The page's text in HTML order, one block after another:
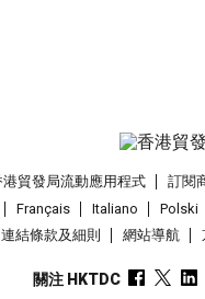
港貿發局流動應用程式 訂閱
Français Italiano Polski
結條款及細則 網站導航
關注 HKTDC